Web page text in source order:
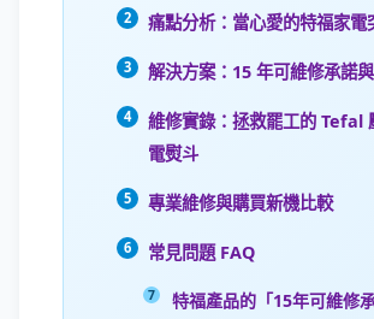
痛點分析：當心愛的特福家電
解決方案：15 年可維修承諾
維修實錄：拯救罷工的 Tefal
電熨斗
專業維修與購買新機比較
常見問題 FAQ
特福產品的「15年可維修